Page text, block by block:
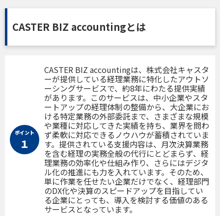
CASTER BIZ accountingとは
ポイント
１
CASTER BIZ accountingは、株式会社キャスタ
ーが提供している経理業務に特化したアウトソ
ーシングサービスで、約8年にわたる提供実績
があります。このサービスは、中小企業やスタ
ートアップの経理体制の整備から、大企業にお
ける特定業務の外部委託まで、さまざまな規模
や業種に対応してきた実績を持ち、業界を問わ
ず柔軟に対応できるノウハウが蓄積されていま
す。提供されている支援内容は、月次決算業務
を含む経理の実務全般の代行にとどまらず、経
理業務の効率化や仕組み作り、さらにはデジタ
ル化の推進にも力を入れています。そのため、
単に作業を任せたい企業だけでなく、経理部門
のDX化や決算のスピードアップを目指してい
る企業にとっても、導入を検討する価値のある
サービスとなっています。